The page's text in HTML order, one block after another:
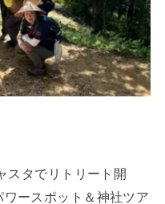
スタでリトリート開
ースポット＆神社ツア